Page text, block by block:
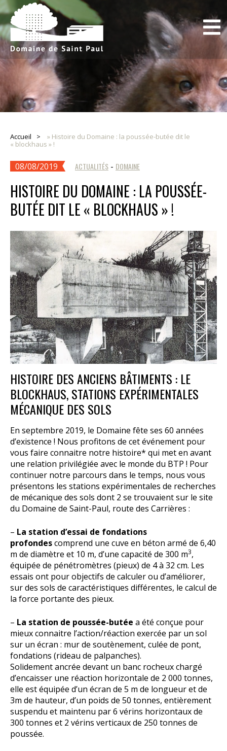
Accueil » Histoire du Domaine : la poussée-butée dit le
« blockhaus » !
08/08/2019 ACTUALITÉS - DOMAINE
HISTOIRE DU DOMAINE : LA POUSSÉE-
BUTÉE DIT LE « BLOCKHAUS » !
HISTOIRE DES ANCIENS BÂTIMENTS : LE
BLOCKHAUS, STATIONS EXPÉRIMENTALES
MÉCANIQUE DES SOLS
En septembre 2019, le Domaine fête ses 60 années
d’existence ! Nous profitons de cet événement pour
vous faire connaitre notre histoire* qui met en avant
une relation privilégiée avec le monde du BTP ! Pour
continuer notre parcours dans le temps, nous vous
présentons les stations expérimentales de recherches
de mécanique des sols dont 2 se trouvaient sur le site
du Domaine de Saint-Paul, route des Carrières :
– La station d’essai de fondations
profondescomprend une cuve en béton armé de 6,40
m de diamètre et 10 m, d’une capacité de 300 m3,
équipée de pénétromètres (pieux) de 4 à 32 cm. Les
essais ont pour objectifs de calculer ou d’améliorer,
sur des sols de caractéristiques différentes, le calcul de
la force portante des pieux.
– La station de poussée-butée a été conçue pour
mieux connaitre l’action/réaction exercée par un sol
sur un écran : mur de soutènement, culée de pont,
fondations (rideau de palpanches).
Solidement ancrée devant un banc rocheux chargé
d’encaisser une réaction horizontale de 2 000 tonnes,
elle est équipée d’un écran de 5 m de longueur et de
3m de hauteur, d’un poids de 50 tonnes, entièrement
suspendu et maintenu par 6 vérins horizontaux de
300 tonnes et 2 vérins verticaux de 250 tonnes de
poussée.